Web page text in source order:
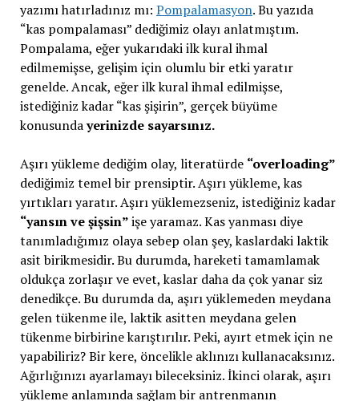
yazımı hatırladınız mı: Pompalamasyon. Bu yazıda
“kas pompalaması” dediğimiz olayı anlatmıştım.
Pompalama, eğer yukarıdaki ilk kural ihmal
edilmemişse, gelişim için olumlu bir etki yaratır
genelde. Ancak, eğer ilk kural ihmal edilmişse,
istediğiniz kadar “kas şişirin”, gerçek büyüme
konusundayerinizde sayarsınız.
Aşırı yükleme dediğim olay, literatürde “overloading”
dediğimiz temel bir prensiptir. Aşırı yükleme, kas
yırtıkları yaratır. Aşırı yüklemezseniz, istediğiniz kadar
“yansın ve şişsin”işe yaramaz. Kas yanması diye
tanımladığımız olaya sebep olan şey, kaslardaki laktik
asit birikmesidir. Bu durumda, hareketi tamamlamak
oldukça zorlaşır ve evet, kaslar daha da çok yanar siz
denedikçe. Bu durumda da, aşırı yüklemeden meydana
gelen tükenme ile, laktik asitten meydana gelen
tükenme birbirine karıştırılır. Peki, ayırt etmek için ne
yapabiliriz? Bir kere, öncelikle aklınızı kullanacaksınız.
Ağırlığınızı ayarlamayı bileceksiniz. İkinci olarak, aşırı
yükleme anlamında sağlam bir antrenmanın